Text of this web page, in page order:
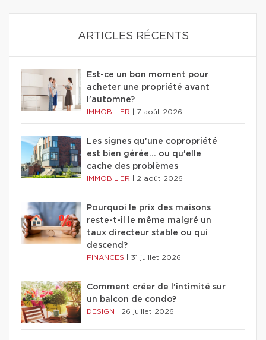
ARTICLES RÉCENTS
Est-ce un bon moment pour
acheter une propriété avant
l'automne?
IMMOBILIER 7 août 2026
Les signes qu'une copropriété
est bien gérée… ou qu'elle
cache des problèmes
IMMOBILIER 2 août 2026
Pourquoi le prix des maisons
reste-t-il le même malgré un
taux directeur stable ou qui
descend?
FINANCES 31 juillet 2026
Comment créer de l'intimité sur
un balcon de condo?
DESIGN 26 juillet 2026